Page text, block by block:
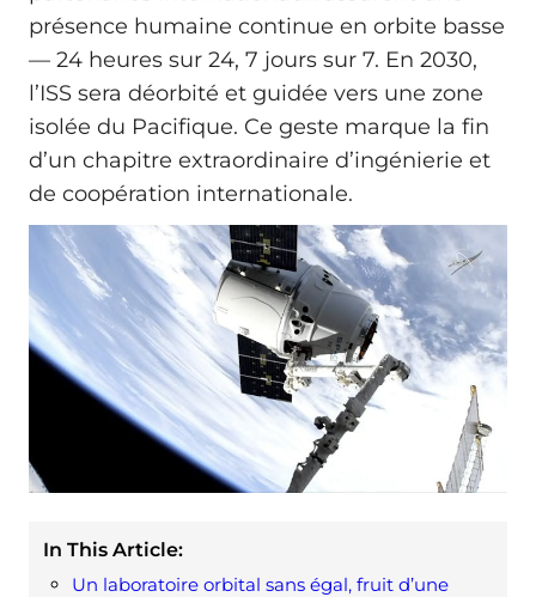
présence humaine continue en orbite basse
— 24 heures sur 24, 7 jours sur 7. En 2030,
l’ISS sera déorbité et guidée vers une zone
isolée du Pacifique. Ce geste marque la fin
d’un chapitre extraordinaire d’ingénierie et
de coopération internationale.
In This Article:
Un laboratoire orbital sans égal, fruit d’une